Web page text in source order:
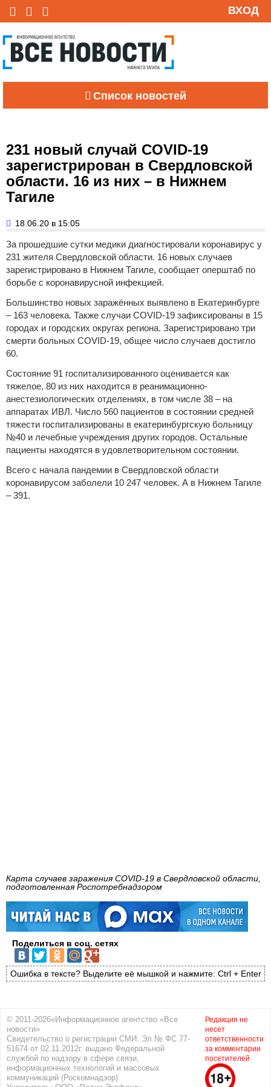
ВХОД
Список новостей
231 новый случай COVID-19
зарегистрирован в Свердловской
области. 16 из них – в Нижнем
Тагиле
18.06.20 в 15:05
За прошедшие сутки медики диагностировали коронавирус у
231 жителя Свердловской области. 16 новых случаев
зарегистрировано в Нижнем Тагиле, сообщает оперштаб по
борьбе с коронавирусной инфекцией.
Большинство новых заражённых выявлено в Екатеринбурге
– 163 человека. Также случаи COVID-19 зафиксированы в 15
городах и городских округах региона. Зарегистрировано три
смерти больных COVID-19, общее число случаев достигло
60.
Состояние 91 госпитализированного оценивается как
тяжелое, 80 из них находится в реанимационно-
анестезиологических отделениях, в том числе 38 – на
аппаратах ИВЛ. Число 560 пациентов в состоянии средней
тяжести госпитализированы в екатеринбургскую больницу
№40 и лечебные учреждения других городов. Остальные
пациенты находятся в удовлетворительном состоянии.
Всего с начала пандемии в Свердловской области
коронавирусом заболели 10 247 человек. А в Нижнем Тагиле
– 391.
Карта случаев заражения COVID-19 в Свердловской области,
подготовленная Роспотребнадзором
Поделиться в соц. сетях
Ошибка в тексте? Выделите её мышкой и нажмите: Ctrl + Enter
© 2011-2026«Информационное агентство «Все
новости»
Свидетельство о регистрации СМИ: Эл № ФС 77-
51674 от 02.11.2012г. выдано Федеральной
службой по надзору в сфере связи,
информационных технологий и массовых
коммуникаций (Роскомнадзор)
Редакция не
несет
ответственности
за комментарии
посетителей